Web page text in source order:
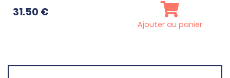
31.50 €
Ajouter au panier